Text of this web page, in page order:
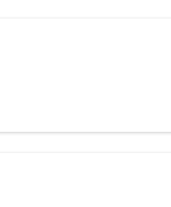
eine
Stelle,
eine
Wir
können